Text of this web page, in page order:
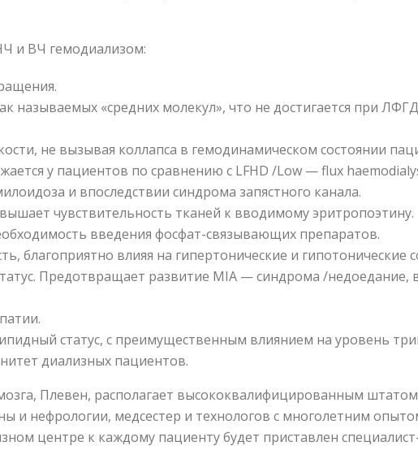
и ВЧ гемодиализом:
называемых «средних молекул», что не достигается при
не вызывая коллапса в гемодинамическом состоянии
у пациентов по сравнению с LFHD /Low — flux
и впоследствии синдрома запястного канала.
чувствительность тканей к вводимому эритропоэтину.
введения фосфат-связывающих препаратов.
благоприятно влияя на гипертонические и гипотонические
Предотвращает развитие MIA — синдрома /недоедание,
статус, с преимущественным влиянием на уровень
диализных пациентов.
Плевен, располагает высококвалифицированным
и нефрологии, медсестер и технологов с многолетним
центре к каждому пациенту будет приставлен